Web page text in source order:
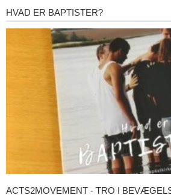
Hvad
er
HVAD ER BAPTISTER?
Acts2Movement
ACTS2MOVEMENT - TRO I